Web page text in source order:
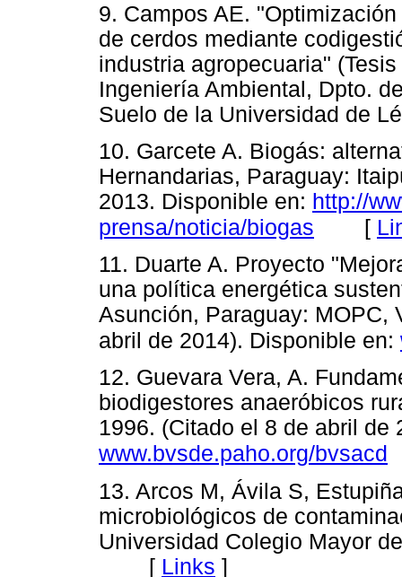
9. Campos AE.
de cerdos mediante
industria agropecuaria"
Ingeniería Ambiental, Dpto.
Suelo de la Universidad
10. Garcete A. Biogás:
Hernandarias, Paraguay:
2013. Disponible en: http://
prensa/noticia/biogas [
11. Duarte A. Proyecto
una política energética
Asunción, Paraguay: MOPC,
abril de 2014). Disponible en:
12. Guevara Vera, A.
biodigestores anaeróbicos
1996. (Citado el 8 de abril de
www.bvsde.paho.org/bvsacd
13. Arcos M, Ávila S,
microbiológicos de
Universidad Colegio Mayor
[ Links ]